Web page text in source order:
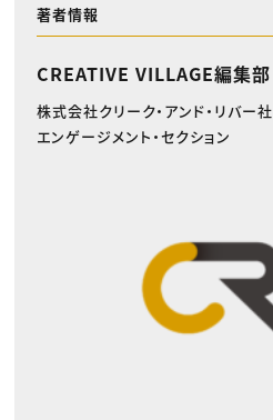
著者情報
CREATIVE VILLAGE編集部
株式会社クリーク・アンド・リバー社
エンゲージメント・セクション